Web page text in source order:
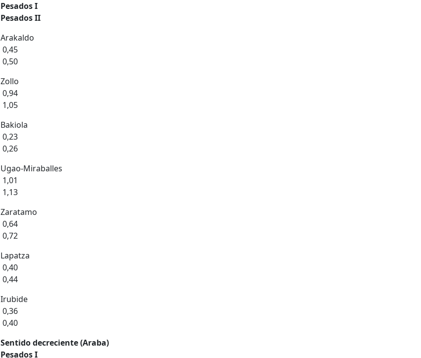
Pesados I
Pesados II
Arakaldo
0,45
0,50
Zollo
0,94
1,05
Bakiola
0,23
0,26
Ugao-Miraballes
1,01
1,13
Zaratamo
0,64
0,72
Lapatza
0,40
0,44
Irubide
0,36
0,40
Sentido decreciente (Araba)
Pesados I